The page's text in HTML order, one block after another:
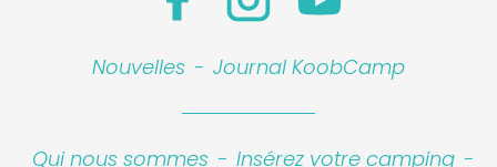
Nouvelles - Journal KoobCamp
Qui nous sommes - Insérez votre camping -